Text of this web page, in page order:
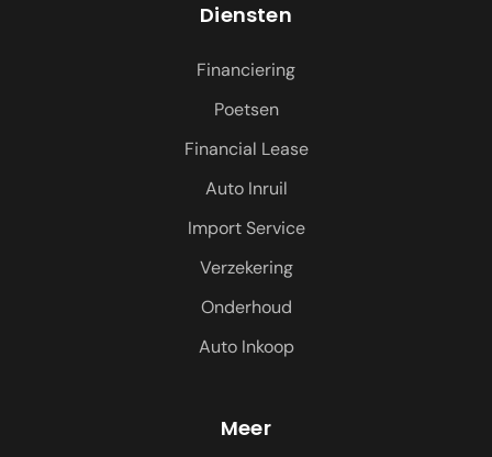
Diensten
Financiering
Poetsen
Financial Lease
Auto Inruil
Import Service
Verzekering
Onderhoud
Auto Inkoop
Meer